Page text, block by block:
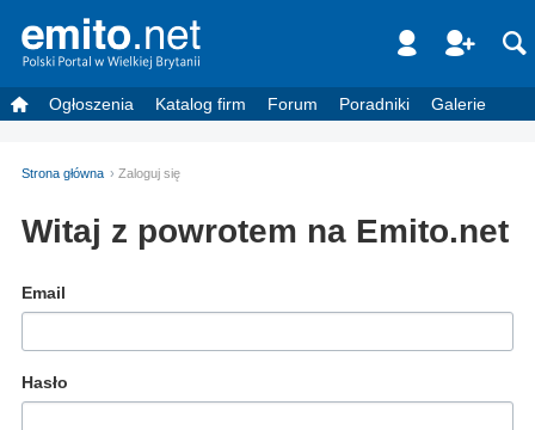
Ogłoszenia Katalog firm Forum Poradniki Galerie
Strona główna Zaloguj się
Witaj z powrotem na Emito.net
Email
Hasło